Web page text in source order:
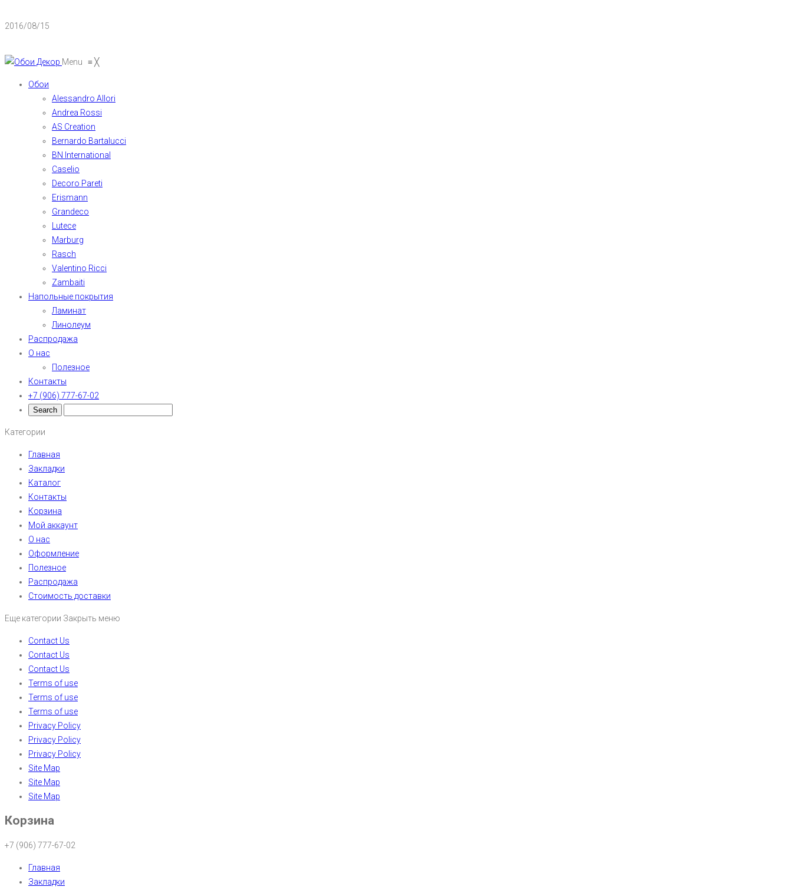
2016/08/15
Menu ≡╳
Обои
Alessandro Allori
Andrea Rossi
AS Creation
Bernardo Bartalucci
BN International
Caselio
Decoro Pareti
Erismann
Grandeco
Lutece
Marburg
Rasch
Valentino Ricci
Zambaiti
Напольные покрытия
Ламинат
Линолеум
Распродажа
О нас
Полезное
Контакты
+7 (906) 777-67-02
Категории
Главная
Закладки
Каталог
Контакты
Корзина
Мой аккаунт
О нас
Оформление
Полезное
Распродажа
Стоимость доставки
Еще категории Закрыть меню
Contact Us
Contact Us
Contact Us
Terms of use
Terms of use
Terms of use
Privacy Policy
Privacy Policy
Privacy Policy
Site Map
Site Map
Site Map
Корзина
+7 (906) 777-67-02
Главная
Закладки